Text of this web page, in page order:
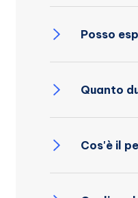
Posso
Quanto
Cos'è il